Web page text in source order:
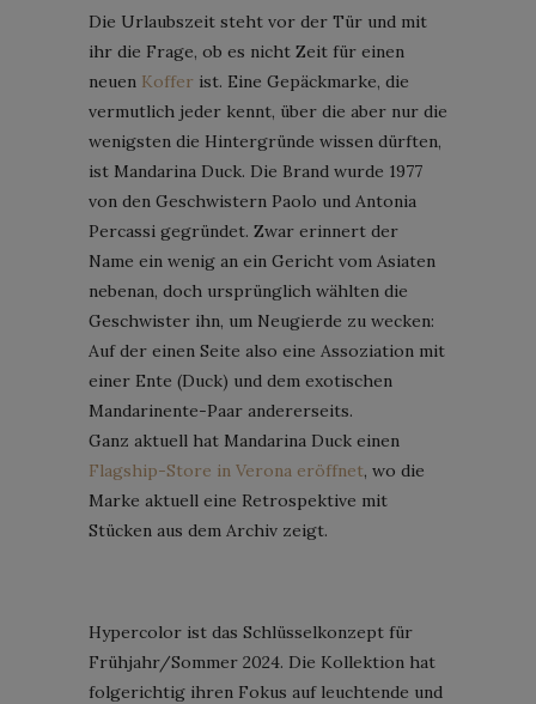
Die Urlaubszeit steht vor der Tür und mit
ihr die Frage, ob es nicht Zeit für einen
neuen Koffer ist. Eine Gepäckmarke, die
vermutlich jeder kennt, über die aber nur die
wenigsten die Hintergründe wissen dürften,
ist Mandarina Duck. Die Brand wurde 1977
von den Geschwistern Paolo und Antonia
Percassi gegründet. Zwar erinnert der
Name ein wenig an ein Gericht vom Asiaten
nebenan, doch ursprünglich wählten die
Geschwister ihn, um Neugierde zu wecken:
Auf der einen Seite also eine Assoziation mit
einer Ente (Duck) und dem exotischen
Mandarinente-Paar andererseits.
Ganz aktuell hat Mandarina Duck einen
Flagship-Store in Verona eröffnet, wo die
Marke aktuell eine Retrospektive mit
Stücken aus dem Archiv zeigt.
Hypercolor ist das Schlüsselkonzept für
Frühjahr/Sommer 2024. Die Kollektion hat
folgerichtig ihren Fokus auf leuchtende und